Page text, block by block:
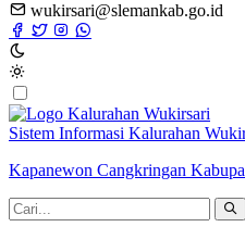
wukirsari@slemankab.go.id
Sistem Informasi Kalurahan
Kapanewon Cangkringan